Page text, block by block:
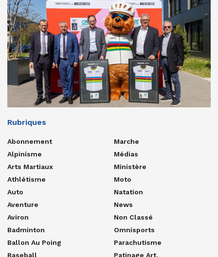
Rubriques
Abonnement
Alpinisme
Arts Martiaux
Athlétisme
Auto
Aventure
Aviron
Badminton
Ballon Au Poing
Baseball
Marche
Médias
Ministère
Moto
Natation
News
Non Classé
Omnisports
Parachutisme
Patinage Art.